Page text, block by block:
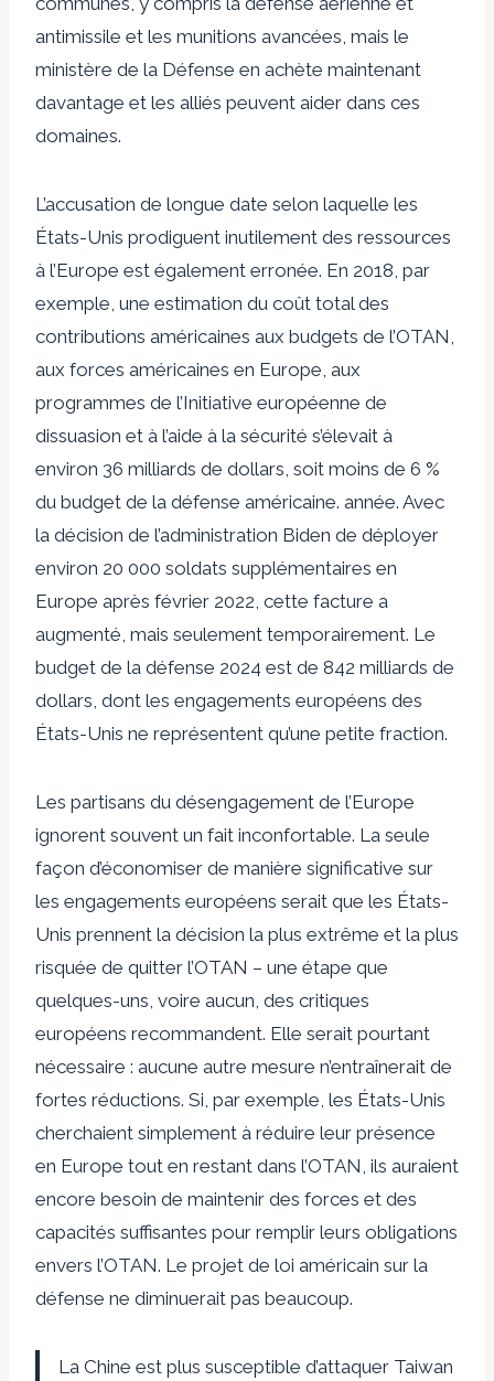
antimissile et les munitions avancées, mais le
ministère de la Défense en achète maintenant
davantage et les alliés peuvent aider dans ces
domaines.
L’accusation de longue date selon laquelle les
États-Unis prodiguent inutilement des ressources
à l’Europe est également erronée. En 2018, par
exemple, une estimation du coût total des
contributions américaines aux budgets de l’OTAN,
aux forces américaines en Europe, aux
programmes de l’Initiative européenne de
dissuasion et à l’aide à la sécurité s’élevait à
environ 36 milliards de dollars, soit moins de 6 %
du budget de la défense américaine. année. Avec
la décision de l’administration Biden de déployer
environ 20 000 soldats supplémentaires en
Europe après février 2022, cette facture a
augmenté, mais seulement temporairement. Le
budget de la défense 2024 est de 842 milliards de
dollars, dont les engagements européens des
États-Unis ne représentent qu’une petite fraction.
Les partisans du désengagement de l’Europe
ignorent souvent un fait inconfortable. La seule
façon d’économiser de manière significative sur
les engagements européens serait que les États-
Unis prennent la décision la plus extrême et la plus
risquée de quitter l’OTAN – une étape que
quelques-uns, voire aucun, des critiques
européens recommandent. Elle serait pourtant
nécessaire : aucune autre mesure n’entraînerait de
fortes réductions. Si, par exemple, les États-Unis
cherchaient simplement à réduire leur présence
en Europe tout en restant dans l’OTAN, ils auraient
encore besoin de maintenir des forces et des
capacités suffisantes pour remplir leurs obligations
envers l’OTAN. Le projet de loi américain sur la
défense ne diminuerait pas beaucoup.
La Chine est plus susceptible d’attaquer Taiwan